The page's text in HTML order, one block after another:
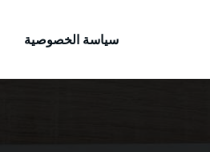
سياسة الخصوصية